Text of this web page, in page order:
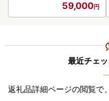
59,000
最近チェ
返礼品詳細ページの閲覧で